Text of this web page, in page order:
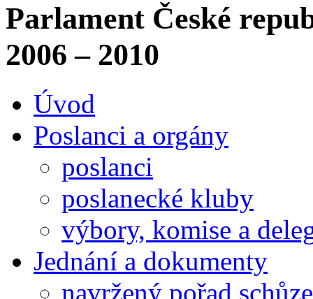
Parlament České
2006 – 2010
Úvod
Poslanci a orgány
poslanci
poslanecké kluby
výbory, komise a
Jednání a dokumenty
navržený pořad schůze